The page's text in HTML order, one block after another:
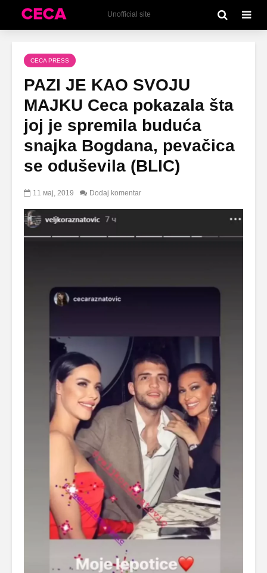
Unofficial site
CECA PRESS
PAZI JE KAO SVOJU
MAJKU Ceca pokazala šta
joj je spremila buduća
snajka Bogdana, pevačica
se oduševila (BLIC)
11 мај, 2019 Dodaj komentar